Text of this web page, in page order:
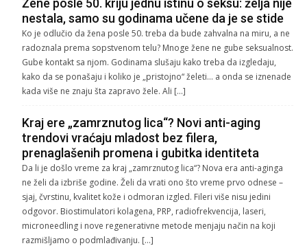
Žene posle 50. kriju jednu istinu o seksu: želja nije
nestala, samo su godinama učene da je se stide
Ko je odlučio da žena posle 50. treba da bude zahvalna na miru, a ne
radoznala prema sopstvenom telu? Mnoge žene ne gube seksualnost.
Gube kontakt sa njom. Godinama slušaju kako treba da izgledaju,
kako da se ponašaju i koliko je „pristojno“ želeti… a onda se iznenade
kada više ne znaju šta zapravo žele. Ali […]
Kraj ere „zamrznutog lica“? Novi anti-aging
trendovi vraćaju mladost bez filera,
prenaglašenih promena i gubitka identiteta
Da li je došlo vreme za kraj „zamrznutog lica“? Nova era anti-aginga
ne želi da izbriše godine. Želi da vrati ono što vreme prvo odnese –
sjaj, čvrstinu, kvalitet kože i odmoran izgled. Fileri više nisu jedini
odgovor. Biostimulatori kolagena, PRP, radiofrekvencija, laseri,
microneedling i nove regenerativne metode menjaju način na koji
razmišljamo o podmlađivanju. […]